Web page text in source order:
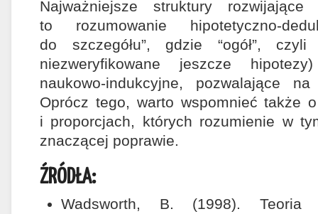
Najważniejsze struktury
to rozumowanie hipotetyczno-
do szczegółu”, gdzie “ogół”, czyli
niezweryfikowane jeszcze
naukowo-indukcyjne, pozwalające
Oprócz tego, warto wspomnieć także
i proporcjach, których rozumienie w
znaczącej poprawie.
ŹRÓDŁA:
Wadsworth, B. (1998). Teoria